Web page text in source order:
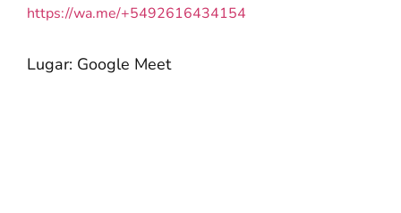
https://wa.me/+5492616434154
Lugar: Google Meet